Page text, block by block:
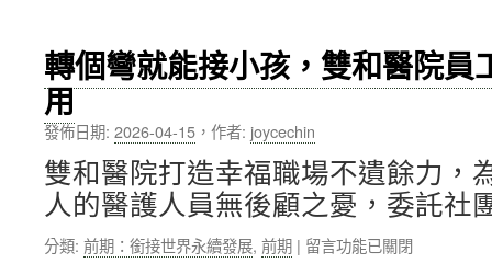
榮大
攜
台
積
電
慈
基
院
推
醫
療
ESG
與
低
碳
轉個彎就能接小孩，雙和醫院員
用
發佈日期: 2026-04-15 ， 作者: joycechin
雙和醫院打造幸福職場不遺餘力，
人的醫護人員無後顧之憂，委託
分類: 前期：銜接世界永續發展, 前期 | 在
留言功能已關閉